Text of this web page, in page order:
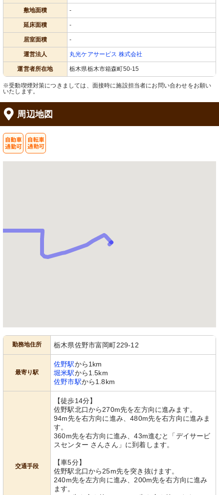
敷地面積 -
延床面積 -
居室面積 -
運営法人 丸光ケアサービス 株式会社
運営者所在地 栃木県栃木市箱森町50-15
※受動喫煙対策につきましては、面接時に施設担当者にお問い合わせをお願い
いたします。
周辺地図
勤務地住所 栃木県佐野市富岡町229-12
最寄り駅
佐野駅から1km
堀米駅から1.5km
佐野市駅から1.8km
交通手段
【徒歩14分】
佐野駅北口から270m先を左方向に進みます。
94m先を右方向に進み、480m先を右方向に進みま
す。
360m先を右方向に進み、43m進むと「デイサービ
スセンター さんさん」に到着します。
【車5分】
佐野駅北口から25m先を突き抜けます。
240m先を左方向に進み、200m先を右方向に進み
ます。